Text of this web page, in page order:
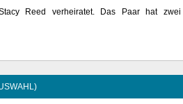
Reed verheiratet. Das Paar hat zwei